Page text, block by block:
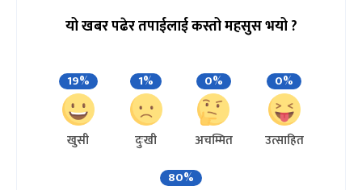
यो खबर पढेर तपाईलाई कस्तो महसुस भयो ?
19%
खुसी
1%
दुःखी
0%
अचम्मित
0%
उत्साहित
80%